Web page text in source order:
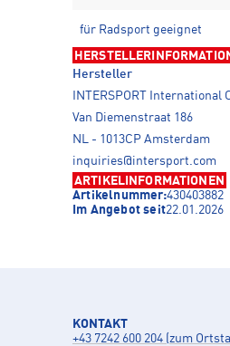
für Radsport geeignet
Hersteller
INTERSPORT International
Van Diemenstraat 186
NL - 1013CP Amsterdam
inquiries@intersport.com
ARTIKELINFORMATIONEN
Artikelnummer:430403882
Im Angebot seit22.01.2026
KONTAKT
+43 7242 600 204 (zum